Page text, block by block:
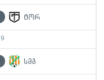
ტორ
სმგ